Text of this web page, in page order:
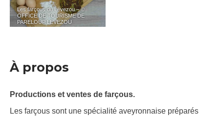
Les farçous du Lévezou – ©
OFFICE DE TOURISME DE
PARELOUP LEVEZOU
À propos
Productions et ventes de farçous.
Les farçous sont une spécialité aveyronnaise préparés